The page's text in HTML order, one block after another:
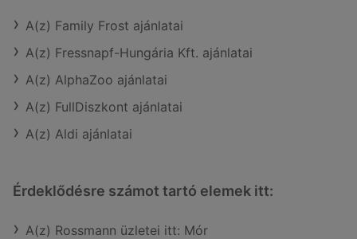
A(z) Family Frost ajánlatai
A(z) Fressnapf-Hungária Kft. ajánlatai
A(z) AlphaZoo ajánlatai
A(z) FullDiszkont ajánlatai
A(z) Aldi ajánlatai
Érdeklődésre számot tartó elemek itt:
A(z) Rossmann üzletei itt: Mór